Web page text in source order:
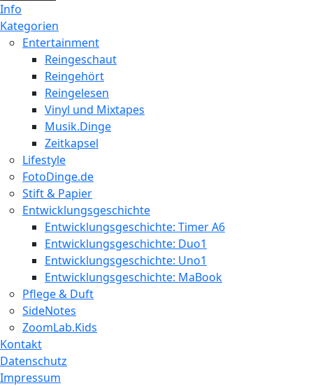
Info
Kategorien
Entertainment
Reingeschaut
Reingehört
Reingelesen
Vinyl und Mixtapes
Musik.Dinge
Zeitkapsel
Lifestyle
FotoDinge.de
Stift & Papier
Entwicklungsgeschichte
Entwicklungsgeschichte: Timer A6
Entwicklungsgeschichte: Duo1
Entwicklungsgeschichte: Uno1
Entwicklungsgeschichte: MaBook
Pflege & Duft
SideNotes
ZoomLab.Kids
Kontakt
Datenschutz
Impressum